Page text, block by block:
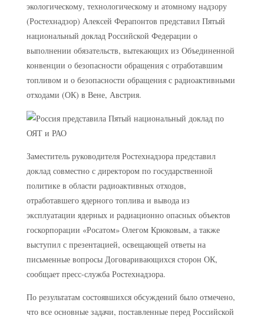
экологическому, технологическому и атомному надзору
(Ростехнадзор) Алексей Ферапонтов представил Пятый
национальный доклад Российской Федерации о
выполнении обязательств, вытекающих из Объединенной
конвенции о безопасности обращения с отработавшим
топливом и о безопасности обращения с радиоактивными
отходами (ОК) в Вене, Австрия.
Заместитель руководителя Ростехнадзора представил
доклад совместно с директором по государственной
политике в области радиоактивных отходов,
отработавшего ядерного топлива и вывода из
эксплуатации ядерных и радиационно опасных объектов
госкорпорации «Росатом» Олегом Крюковым, а также
выступил с презентацией, освещающей ответы на
письменные вопросы Договаривающихся сторон ОК,
сообщает пресс-служба Ростехнадзора.
По результатам состоявшихся обсуждений было отмечено,
что все основные задачи, поставленные перед Российской